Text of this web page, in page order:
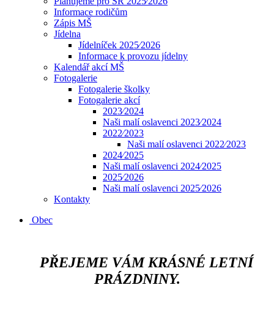
Informace rodičům
Zápis MŠ
Jídelna
Jídelníček 2025⁄2026
Informace k provozu jídelny
Kalendář akcí MŠ
Fotogalerie
Fotogalerie školky
Fotogalerie akcí
2023⁄2024
Naši malí oslavenci 2023⁄2024
2022⁄2023
Naši malí oslavenci 2022⁄2023
2024⁄2025
Naši malí oslavenci 2024⁄2025
2025⁄2026
Naši malí oslavenci 2025⁄2026
Kontakty
Obec
PŘEJEME VÁM KRÁSNÉ LETNÍ
PRÁZDNINY.